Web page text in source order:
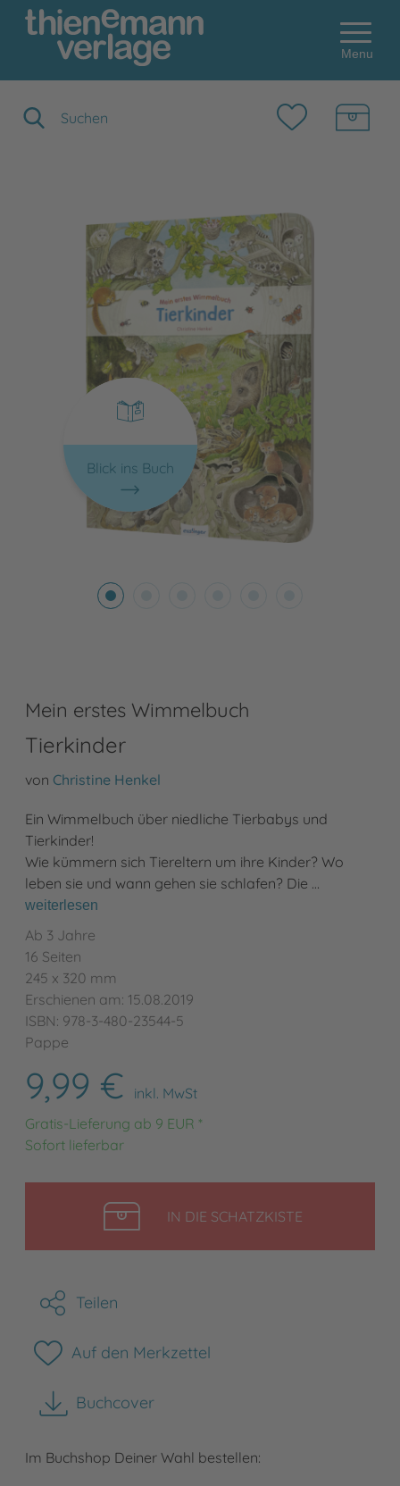
Menu
Blick ins Buch
Mein erstes Wimmelbuch
Tierkinder
von Christine Henkel
Ein Wimmelbuch über niedliche Tierbabys und
Tierkinder!
Wie kümmern sich Tiereltern um ihre Kinder? Wo
leben sie und wann gehen sie schlafen? Die …
weiterlesen
Ab 3 Jahre
16 Seiten
245 x 320 mm
Erschienen am: 15.08.2019
ISBN: 978-3-480-23544-5
Pappe
9,99 €
inkl. MwSt
Gratis-Lieferung ab 9 EUR *
Sofort lieferbar
IN DIE SCHATZKISTELEGEN
Teilen
Auf den Merkzettel
Buchcover
herunterladen
Im Buchshop Deiner Wahl bestellen: